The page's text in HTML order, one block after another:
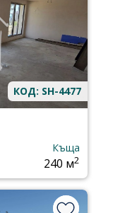
КОД: SH-4477
Къща
240 м2